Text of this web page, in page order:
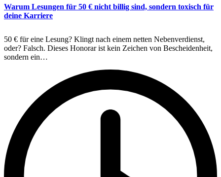
Warum Lesungen für 50 € nicht billig sind, sondern toxisch für
deine Karriere
50 € für eine Lesung? Klingt nach einem netten Nebenverdienst,
oder? Falsch. Dieses Honorar ist kein Zeichen von Bescheidenheit,
sondern ein…